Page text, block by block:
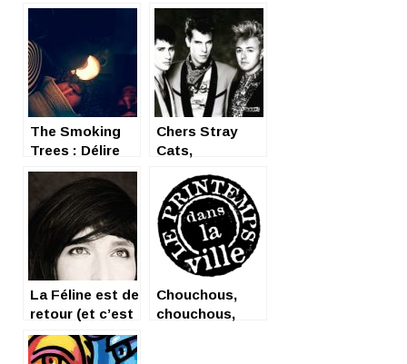
The Smoking
Trees : Délire
planant
Chers Stray
Cats,
La Féline est de
retour (et c’est
beau)
Chouchous,
chouchous,